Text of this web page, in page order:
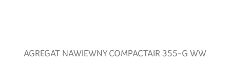
AGREGAT NAWIEWNY COMPACTAIR 355-G WW